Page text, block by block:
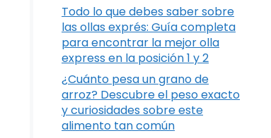
Todo lo que debes saber sobre
las ollas exprés: Guía completa
para encontrar la mejor olla
express en la posición 1 y 2
¿Cuánto pesa un grano de
arroz? Descubre el peso exacto
y curiosidades sobre este
alimento tan común